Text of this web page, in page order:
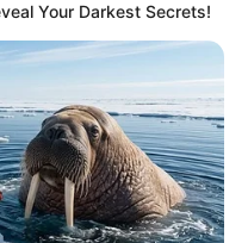
Your Darkest Secrets!